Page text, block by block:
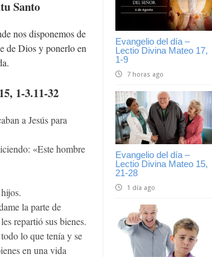
Evangelio del día –
Lectio Divina Mateo 17,
1-9
7 horas ago
Evangelio del día –
Lectio Divina Mateo 15,
21-28
1 día ago
Santo
nos disponemos de
de Dios y ponerlo en
1-3.11-32
a Jesús para
«Este hombre
la parte de
repartió sus bienes.
lo que tenía y se
en una vida